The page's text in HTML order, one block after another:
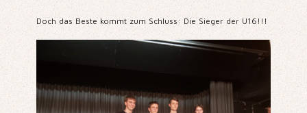
Doch das Beste kommt zum Schluss:Die Sieger der U16!!!